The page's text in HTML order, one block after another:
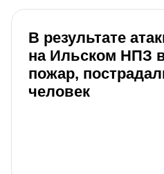
В результате
на Ильском НПЗ
пожар,
человек